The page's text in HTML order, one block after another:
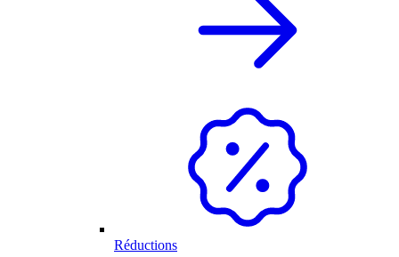
Réductions